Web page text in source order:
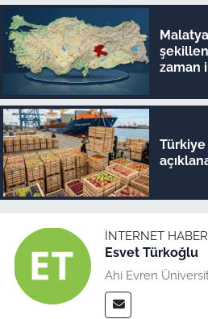
zaman
İNTERNET
Esvet Türkoğlu
Ahi Evren